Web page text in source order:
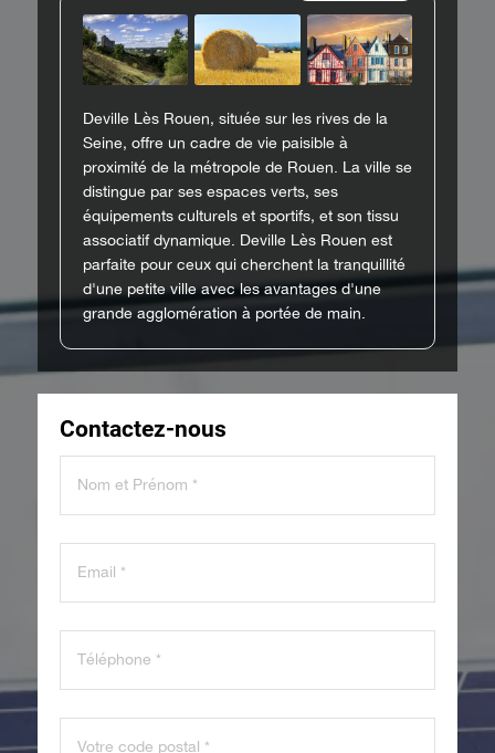
Deville Lès Rouen, située sur les rives de la
Seine, offre un cadre de vie paisible à
proximité de la métropole de Rouen. La ville se
distingue par ses espaces verts, ses
équipements culturels et sportifs, et son tissu
associatif dynamique. Deville Lès Rouen est
parfaite pour ceux qui cherchent la tranquillité
d'une petite ville avec les avantages d'une
grande agglomération à portée de main.
Contactez-nous